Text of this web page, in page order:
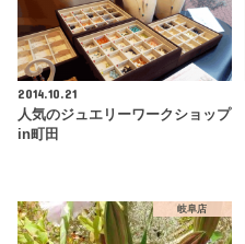
2014.10.21
人気のジュエリーワークショップ
in町田
岐阜店